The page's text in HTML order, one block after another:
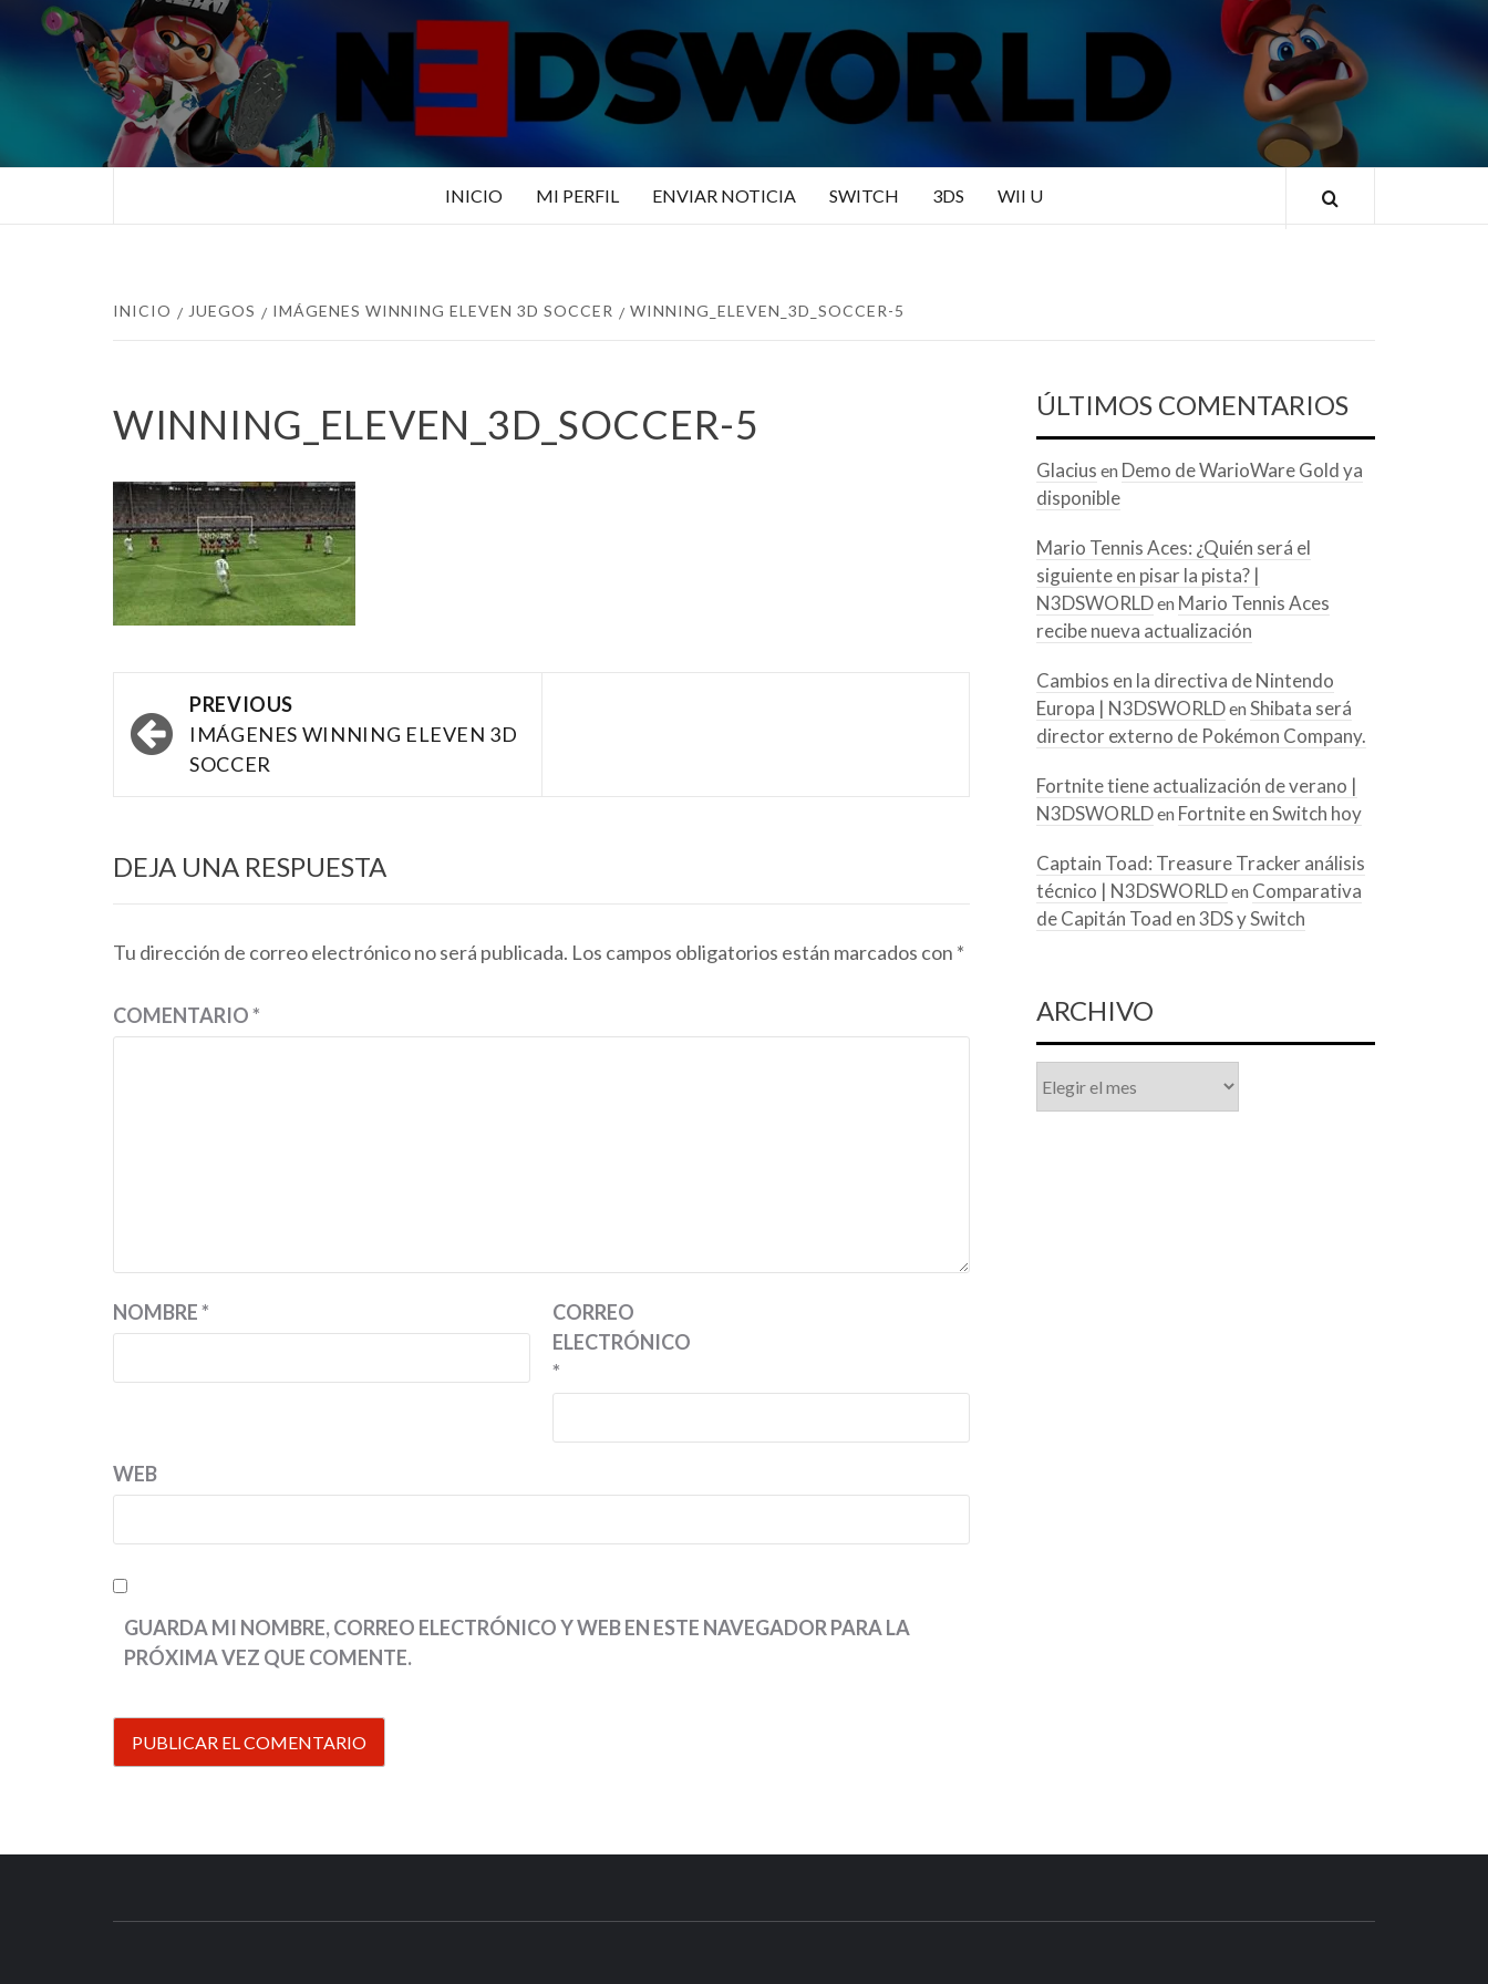
Saltar
N3DSWORLD
TUS ESPECIALISTAS EN NINTENDO
INICIO MI PERFIL ENVIAR NOTICIA SWITCH 3DS WII U
INICIO JUEGOS IMÁGENES WINNING ELEVEN 3D SOCCER WINNING_ELEVEN_3D_SOCCER-5
WINNING_ELEVEN_3D_SOCCER-5
navigation
PREVIOUS
IMÁGENES WINNING ELEVEN 3D
SOCCER
DEJA UNA RESPUESTA
Tu dirección de correo electrónico no será publicada. Los campos obligatorios están marcados con *
COMENTARIO*
NOMBRE*
CORREO
ELECTRÓNICO
*
WEB
GUARDA MI NOMBRE, CORREO ELECTRÓNICO Y WEB EN ESTE NAVEGADOR PARA LA
PRÓXIMA VEZ QUE COMENTE.
ÚLTIMOS COMENTARIOS
Glacius en Demo de WarioWare Gold ya
disponible
Mario Tennis Aces: ¿Quién será el
siguiente en pisar la pista? |
N3DSWORLDen Mario Tennis Aces
recibe nueva actualización
Cambios en la directiva de Nintendo
Europa | N3DSWORLDen Shibata será
director externo de Pokémon Company.
Fortnite tiene actualización de verano |
N3DSWORLDen Fortnite en Switch hoy
Captain Toad: Treasure Tracker análisis
técnico | N3DSWORLDen Comparativa
de Capitán Toad en 3DS y Switch
ARCHIVO